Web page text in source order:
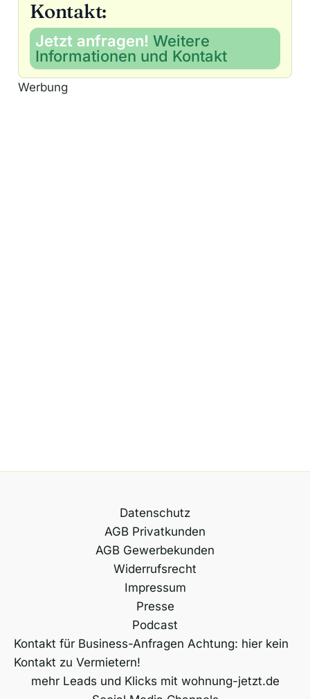
Kontakt:
Jetzt anfragen! Weitere
Informationen und Kontakt
Werbung
Datenschutz
AGB Privatkunden
AGB Gewerbekunden
Widerrufsrecht
Impressum
Presse
Podcast
Kontakt für Business-Anfragen Achtung: hier kein
Kontakt zu Vermietern!
mehr Leads und Klicks mit wohnung-jetzt.de